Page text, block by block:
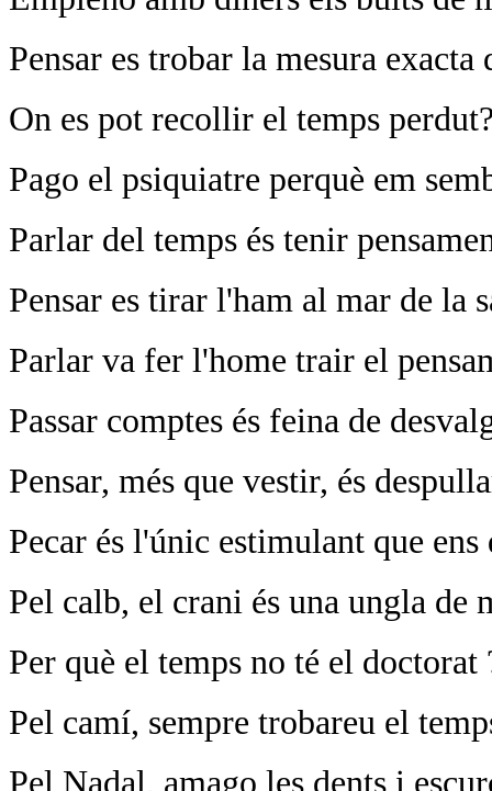
Pensar es trobar la mesura
On es pot recollir el temps
Pago el psiquiatre perquè em
Parlar del temps és tenir
Pensar es tirar l'ham al mar de la
Parlar va fer l'home trair el
Passar comptes és feina de
Pensar, més que vestir, és
Pecar és l'únic estimulant que ens
Pel calb, el crani és una ungla de
Per què el temps no té el doctorat
Pel camí, sempre trobareu el
Pel Nadal, amago les dents i